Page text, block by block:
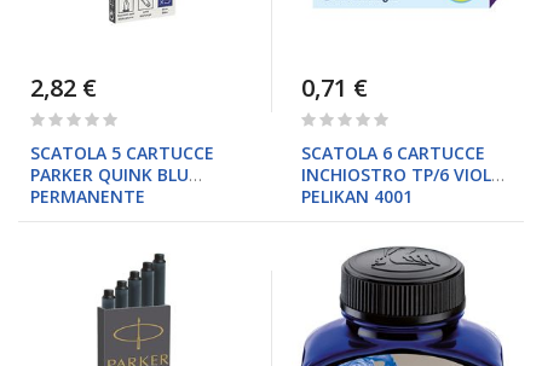
2,82 €
Rating:
SCATOLA 5 CARTUCCE
PARKER QUINK BLU
PERMANENTE
0,71 €
Rating:
SCATOLA 6 CARTUCCE
INCHIOSTRO TP/6 VIOLA
PELIKAN 4001